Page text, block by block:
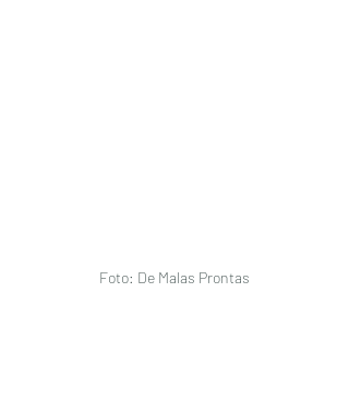
Foto: De Malas Prontas